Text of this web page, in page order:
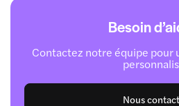
Besoin
Contactez notre équipe pour
Nous